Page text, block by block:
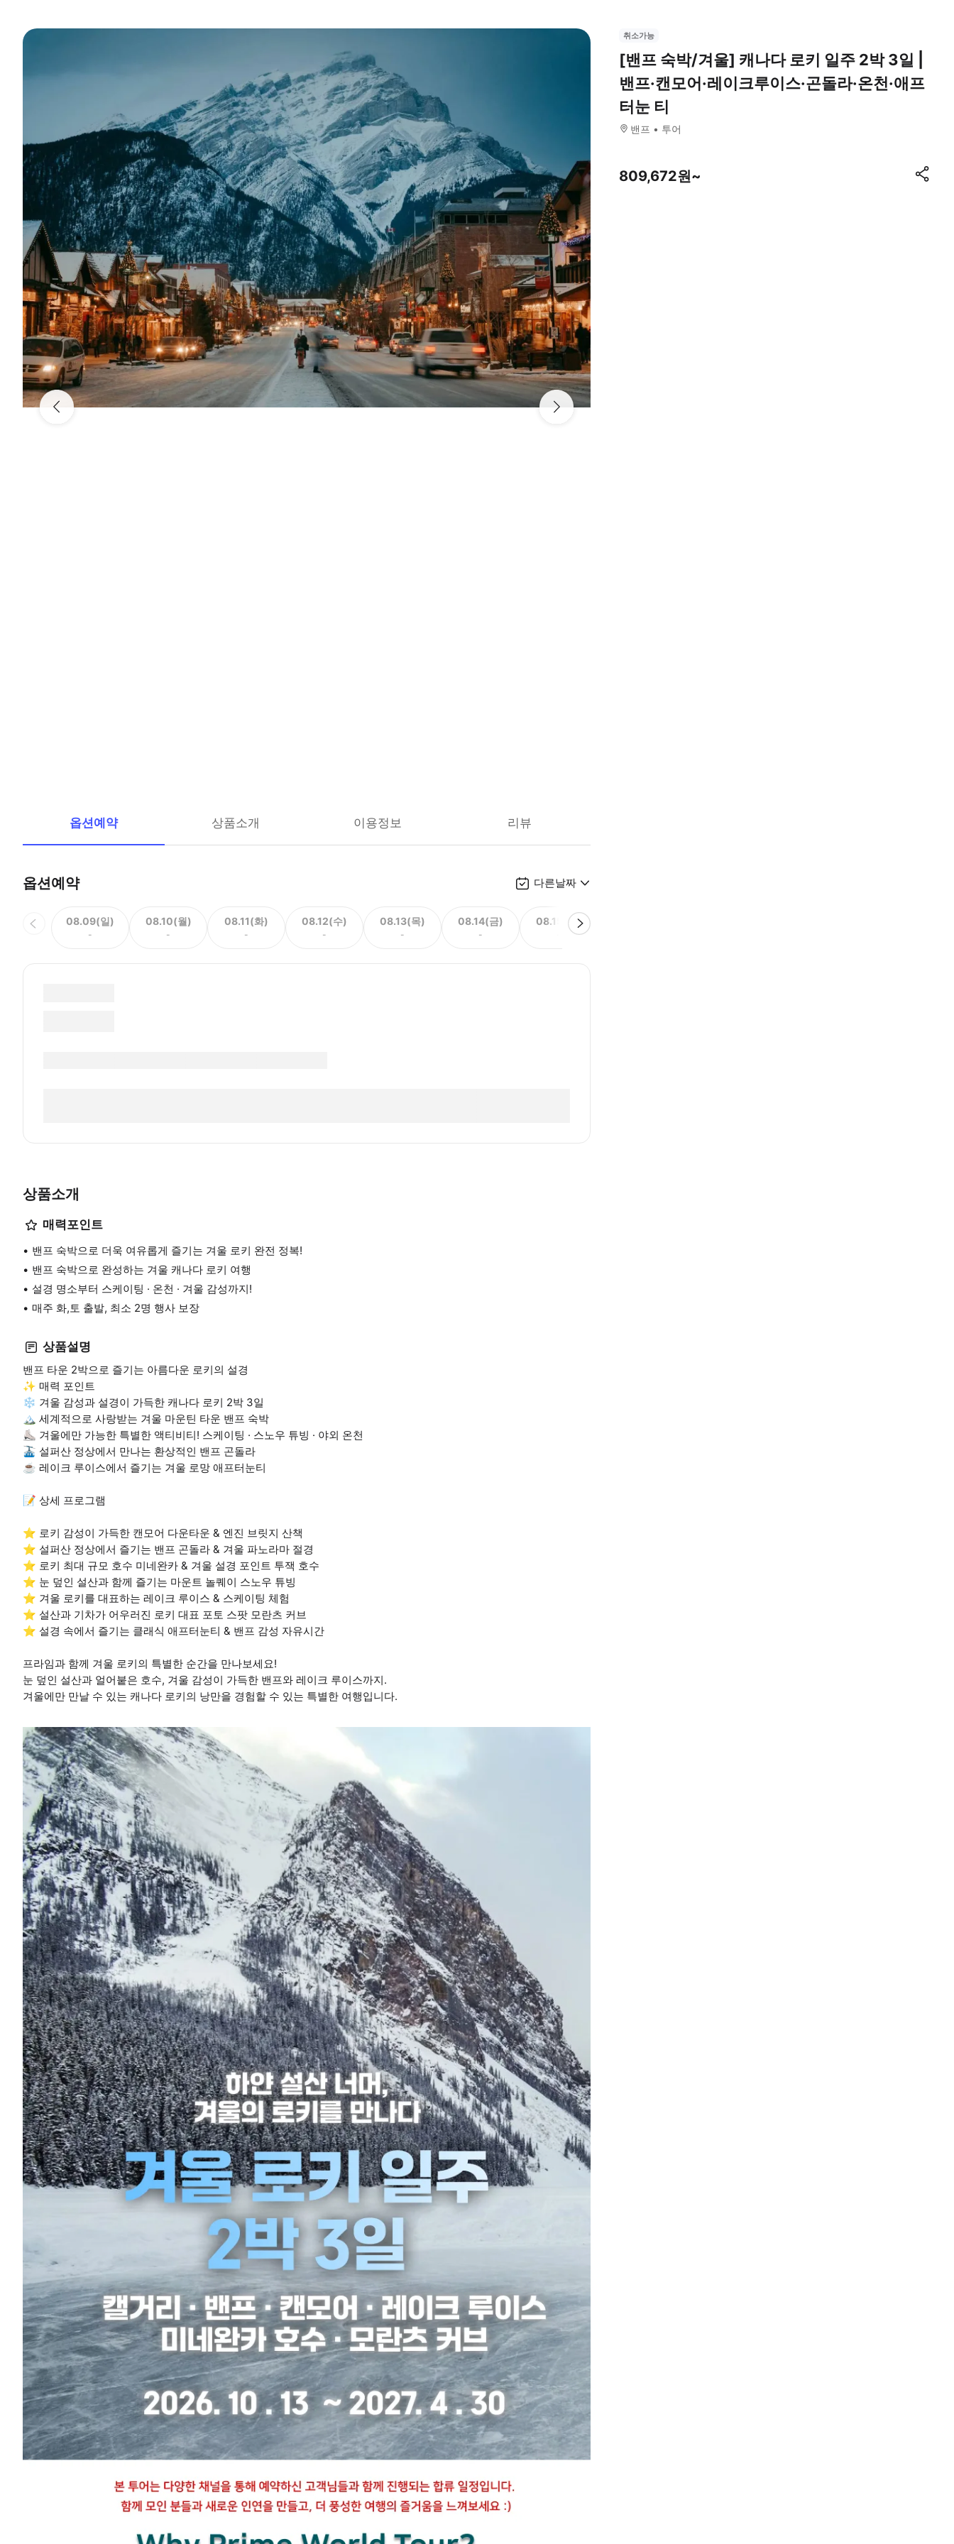
옵션예약 상품소개 이용정보 리뷰
옵션예약 다른날짜
08.09(일)
-
08.10(월)
-
08.11(화)
-
08.12(수)
-
08.13(목)
-
08.14(금)
-
08.15(토)
상품소개
매력포인트
밴프 숙박으로 더욱 여유롭게 즐기는 겨울 로키 완전 정복!
밴프 숙박으로 완성하는 겨울 캐나다 로키 여행
설경 명소부터 스케이팅 · 온천 · 겨울 감성까지!
매주 화,토 출발, 최소 2명 행사 보장
상품설명
밴프 타운 2박으로 즐기는 아름다운 로키의 설경
✨ 매력 포인트
❄️ 겨울 감성과 설경이 가득한 캐나다 로키 2박 3일
🏔 세계적으로 사랑받는 겨울 마운틴 타운 밴프 숙박
⛸ 겨울에만 가능한 특별한 액티비티! 스케이팅 · 스노우 튜빙 · 야외 온천
🚠 설퍼산 정상에서 만나는 환상적인 밴프 곤돌라
☕ 레이크 루이스에서 즐기는 겨울 로망 애프터눈티
📝 상세 프로그램
⭐ 로키 감성이 가득한 캔모어 다운타운 & 엔진 브릿지 산책
⭐ 설퍼산 정상에서 즐기는 밴프 곤돌라 & 겨울 파노라마 절경
⭐ 로키 최대 규모 호수 미네완카 & 겨울 설경 포인트 투잭 호수
⭐ 눈 덮인 설산과 함께 즐기는 마운트 놀퀘이 스노우 튜빙
⭐ 겨울 로키를 대표하는 레이크 루이스 & 스케이팅 체험
⭐ 설산과 기차가 어우러진 로키 대표 포토 스팟 모란츠 커브
⭐ 설경 속에서 즐기는 클래식 애프터눈티 & 밴프 감성 자유시간
프라임과 함께 겨울 로키의 특별한 순간을 만나보세요!
눈 덮인 설산과 얼어붙은 호수, 겨울 감성이 가득한 밴프와 레이크 루이스까지.
겨울에만 만날 수 있는 캐나다 로키의 낭만을 경험할 수 있는 특별한 여행입니다.
취소가능
[밴프 숙박/겨울] 캐나다 로키 일주 2박 3일 |
밴프·캔모어·레이크루이스·곤돌라·온천·애프
터눈 티
밴프 투어
809,672원~